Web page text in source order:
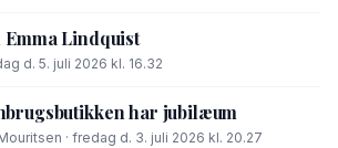
Lindquist
d. 5. juli 2026 kl. 16.32
har jubilæum
· fredag d. 3. juli 2026 kl. 20.27